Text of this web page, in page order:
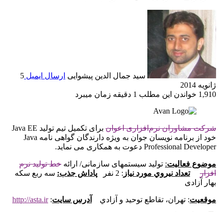
سید جمال الدین پیشوایی ارسال ایمیل 5
ژانویه 2014
1,910 خواندن این مطلب 1 دقیقه زمان می‎برد
شرکت مشاوران نرم‌افزاری اعوان
برای تکمیل تیم تولید Java EE
خود از برنامه نویسان جوان به ویژه دارندگان گواهی نامه Java
Professional Developer دعوت به همکاری می نماید.
موضوع فعاليت: تولید سیستمهای سازمانی/ ارائه خط تولید نرم
افزار
تعداد نيروي مورد نياز : 2 نفر پاداش جذب: سه ربع سکه
بهار آزادی
موقعيت: تهران، تقاطع توحيد و آزادي آدرس سايت:
http://asta.ir